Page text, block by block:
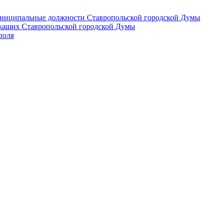
должности Ставропольской городской Думы
Ставропольской городской Думы